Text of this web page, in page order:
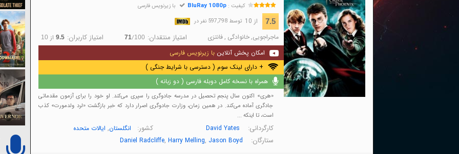
کیفیت :BluRay 1080p با زیرنویس فارسی
7.5 از 10 توسط 597,798 نفر در
ماجراجویی,خانوادگی ,فانتزی امتیاز منتقدان: 71/100 امتیاز کاربران: 9.5 از 10
امکان پخش آنلاین با زیرنویس فارسی
+ دارای لینک سوم ( دسترسی با شرایط جنگی )
همراه با نسخه کامل دوبله فارسی ( دو زبانه )
«هری» اکنون سال پنجم تحصیل در مدرسه جادوگری را سپری می‌کند. او خود را برای آزمون مقدماتی
جادگری آماده می‌کند. در همین زمان، وزارت جادوگری اصرار دارد که خبر بازگشت «لرد ولدمورت» کذب
است، تا اینکه ...
کارگردانی: David Yates کشور: انگلستان, ایالات متحده
ستارگان: Daniel Radcliffe, Harry Melling, Jason Boyd